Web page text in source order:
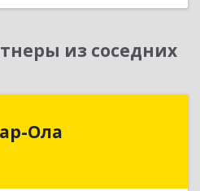
из соседних
Ола
Йошкар-Ола г, Волкова